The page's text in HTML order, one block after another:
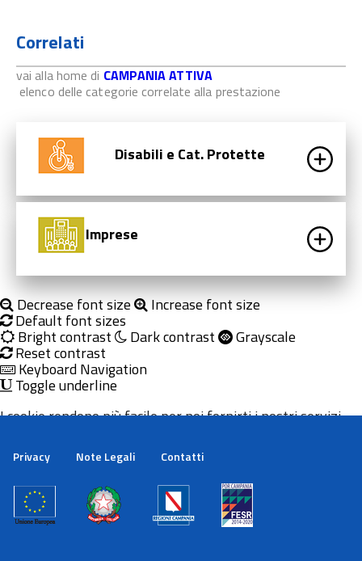
Correlati
vai alla home di CAMPANIA ATTIVA
elenco delle categorie correlate alla prestazione
Disabili e Cat. Protette
Imprese
Decrease font size Increase font size
Default font sizes
Bright contrast Dark contrast Grayscale
Reset contrast
Keyboard Navigation
Toggle underline
Privacy Note Legali Contatti
I cookie rendono più facile per noi fornirti i nostri servizi.
cookie.
Maggiori informazioni